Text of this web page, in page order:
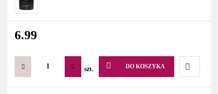
6.99
szt. DO KOSZYKA
Do